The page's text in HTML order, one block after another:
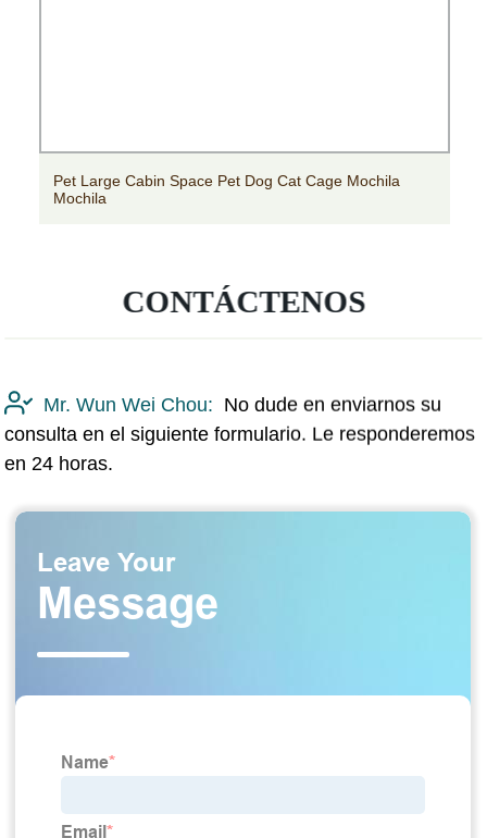
Ysvet1220A Animal Boarding Hospital Gato Perro Jaula
6 Agujeros Veterinaria
CONTÁCTENOS
Mr. Wun Wei Chou: No dude en enviarnos su
consulta en el siguiente formulario. Le responderemos
en 24 horas.